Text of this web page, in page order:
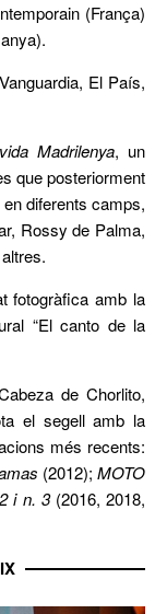
(França)
El País,
Madrilenya, un
que posteriorment
diferents camps,
Rossy de Palma,
fotogràfica amb la
“El canto de la
de Chorlito,
el segell amb la
més recents:
(2012); MOTO
i n. 3 (2016, 2018,